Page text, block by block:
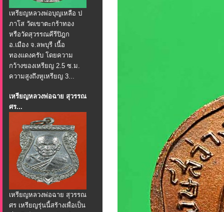
เหรียญหลวงพ่อบุญเหลือ ป
ภาโส วัดเขาตะกร้าทอง
หรือวัดสุวรรณคีรีปิฎก
อ.เมือง จ.ลพบุรี เนื้อ
ทองแดงครับ โดยความ
กว้างของเหรียญ 2.5 ซ.ม.
ความสูงถึงหูเหรียญ 3...
เหรียญหลวงพ่อฉาย สุวรรณ
ศร...
เหรียญหลวงพ่อฉาย สุวรรณ
ศร เหรียญรุ่นนี้สร้างเพื่อเป็น